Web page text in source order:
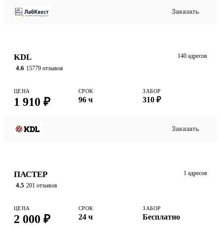
Заказать
KDL
4.6 15779 отзывов
140 адресов
ЦЕНА
1 910 ₽
СРОК
96 ч
ЗАБОР
310 ₽
Заказать
ПАСТЕР
4.5 201 отзывов
1 адресов
ЦЕНА
2 000 ₽
СРОК
24 ч
ЗАБОР
Бесплатно